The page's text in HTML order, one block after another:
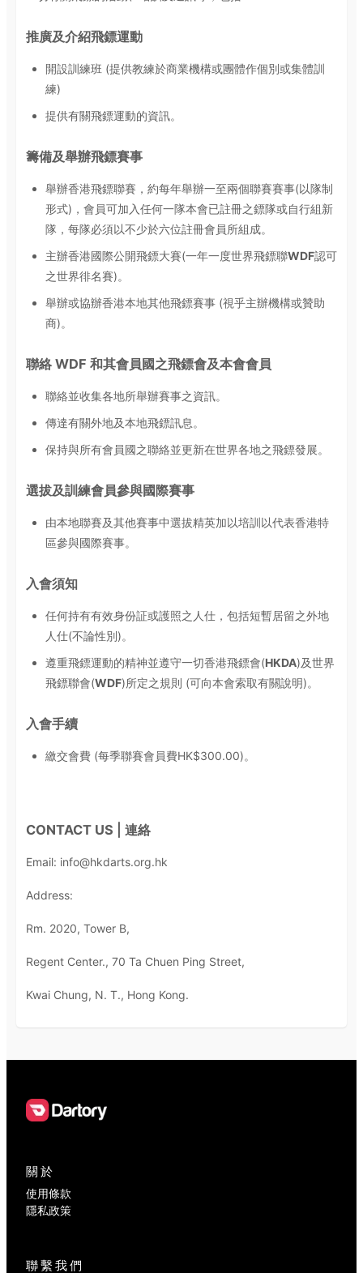
推廣及介紹飛鏢運動
開設訓練班 (提供教練於商業機構或團體作個別或集體訓
練)
提供有關飛鏢運動的資訊。
籌備及舉辦飛鏢賽事
舉辦香港飛鏢聯賽，約每年舉辦一至兩個聯賽賽事(以隊制
形式)，會員可加入任何一隊本會已註冊之鏢隊或自行組新
隊，每隊必須以不少於六位註冊會員所組成。
主辦香港國際公開飛鏢大賽(一年一度世界飛鏢聯WDF認可
之世界徘名賽)。
舉辦或協辦香港本地其他飛鏢賽事 (視乎主辦機構或贊助
商)。
聯絡 WDF 和其會員國之飛鏢會及本會會員
聯絡並收集各地所舉辦賽事之資訊。
傳達有關外地及本地飛鏢訊息。
保持與所有會員國之聯絡並更新在世界各地之飛鏢發展。
選拔及訓練會員參與國際賽事
由本地聯賽及其他賽事中選拔精英加以培訓以代表香港特
區參與國際賽事。
入會須知
任何持有有效身份証或護照之人仕，包括短暫居留之外地
人仕(不論性別)。
遵重飛鏢運動的精神並遵守一切香港飛鏢會(HKDA)及世界
飛鏢聯會(WDF)所定之規則 (可向本會索取有關說明)。
入會手續
繳交會費 (每季聯賽會員費HK$300.00)。
CONTACT US | 連絡
Email: info@hkdarts.org.hk
Address:
Rm. 2020, Tower B,
Regent Center., 70 Ta Chuen Ping Street,
Kwai Chung, N. T., Hong Kong.
關於
使用條款
隱私政策
聯繫我們